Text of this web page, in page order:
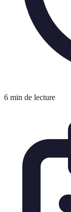
6 min de lecture